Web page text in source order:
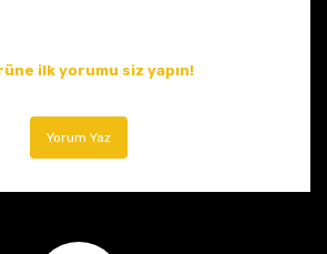
ilk yorumu siz yapın!
Yorum Yaz